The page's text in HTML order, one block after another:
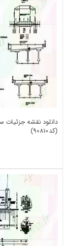
دانلود نقشه
(کد90810)